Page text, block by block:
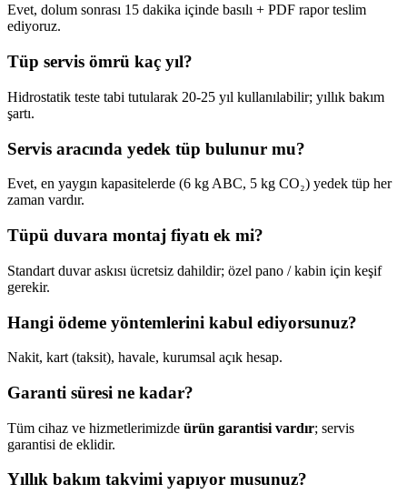
Evet, dolum sonrası 15 dakika içinde basılı + PDF rapor teslim
ediyoruz.
Tüp servis ömrü kaç yıl?
Hidrostatik teste tabi tutularak 20-25 yıl kullanılabilir; yıllık bakım
şartı.
Servis aracında yedek tüp bulunur mu?
Evet, en yaygın kapasitelerde (6 kg ABC, 5 kg CO₂) yedek tüp her
zaman vardır.
Tüpü duvara montaj fiyatı ek mi?
Standart duvar askısı ücretsiz dahildir; özel pano / kabin için keşif
gerekir.
Hangi ödeme yöntemlerini kabul ediyorsunuz?
Nakit, kart (taksit), havale, kurumsal açık hesap.
Garanti süresi ne kadar?
Tüm cihaz ve hizmetlerimizde ürün garantisi vardır; servis
garantisi de eklidir.
Yıllık bakım takvimi yapıyor musunuz?